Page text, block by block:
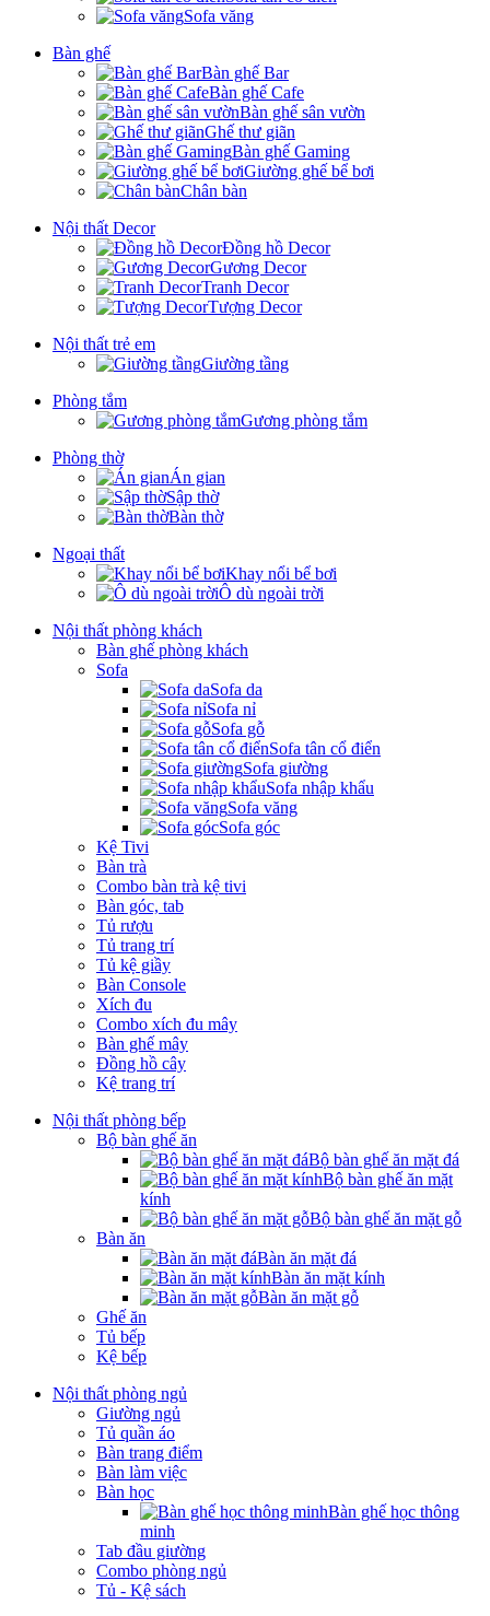
Sofa văng
Bàn ghế
Bàn ghế Bar
Bàn ghế Cafe
Bàn ghế sân vườn
Ghế thư giãn
Bàn ghế Gaming
Giường ghế bể bơi
Chân bàn
Nội thất Decor
Đồng hồ Decor
Gương Decor
Tranh Decor
Tượng Decor
Nội thất trẻ em
Giường tầng
Phòng tắm
Gương phòng tắm
Phòng thờ
Án gian
Sập thờ
Bàn thờ
Ngoại thất
Khay nổi bể bơi
Ô dù ngoài trời
Nội thất phòng khách
Bàn ghế phòng khách
Sofa
Sofa da
Sofa nỉ
Sofa gỗ
Sofa tân cổ điển
Sofa giường
Sofa nhập khẩu
Sofa văng
Sofa góc
Kệ Tivi
Bàn trà
Combo bàn trà kệ tivi
Bàn góc, tab
Tủ rượu
Tủ trang trí
Tủ kệ giầy
Bàn Console
Xích đu
Combo xích đu mây
Bàn ghế mây
Đồng hồ cây
Kệ trang trí
Nội thất phòng bếp
Bộ bàn ghế ăn
Bộ bàn ghế ăn mặt đá
Bộ bàn ghế ăn mặt
kính
Bộ bàn ghế ăn mặt gỗ
Bàn ăn
Bàn ăn mặt đá
Bàn ăn mặt kính
Bàn ăn mặt gỗ
Ghế ăn
Tủ bếp
Kệ bếp
Nội thất phòng ngủ
Giường ngủ
Tủ quần áo
Bàn trang điểm
Bàn làm việc
Bàn học
Bàn ghế học thông
minh
Tab đầu giường
Combo phòng ngủ
Tủ - Kệ sách